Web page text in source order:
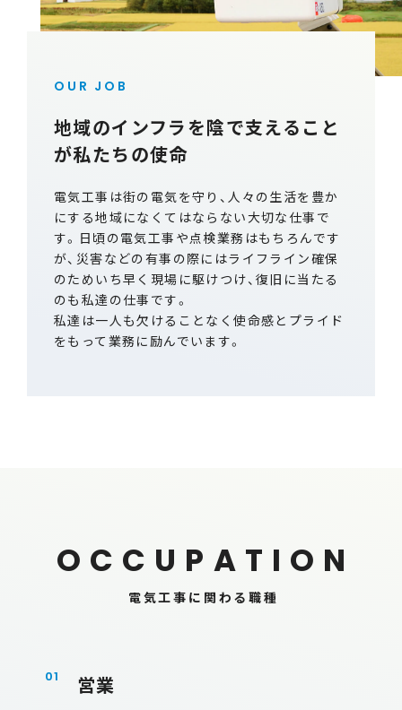
OUR JOB
地域のインフラを陰で支えること
が私たちの使命
電気工事は街の電気を守り、人々の生活を豊か
にする地域になくてはならない大切な仕事で
す。日頃の電気工事や点検業務はもちろんです
が、災害などの有事の際にはライフライン確保
のためいち早く現場に駆けつけ、復旧に当たる
のも私達の仕事です。
私達は一人も欠けることなく使命感とプライド
をもって業務に励んでいます。
O C C U P A T I O N
電気工事に関わる職種
営業